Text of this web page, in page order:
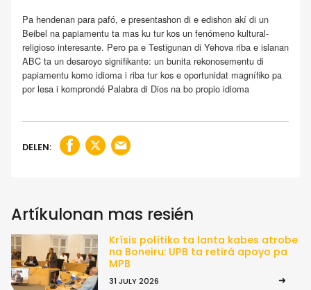
Pa hendenan para pafó, e presentashon di e edishon akí di un
Beibel na papiamentu ta mas ku tur kos un fenómeno kultural-
religioso interesante. Pero pa e Testigunan di Yehova riba e islanan
ABC ta un desaroyo signifikante: un bunita rekonosementu di
papiamentu komo idioma i riba tur kos e oportunidat magnífiko pa
por lesa i komprondé Palabra di Dios na bo propio idioma
DELEN:
Artíkulonan mas resién
Krísis polítiko ta lanta kabes atrobe
na Boneiru: UPB ta retirá apoyo pa
MPB
31 JULY 2026